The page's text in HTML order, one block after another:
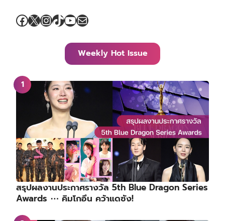
Facebook
X Instagram
TikTok
YouTube
Mail
Weekly Hot Issue
สรุปผลงานประกาศรางวัล 5th Blue Dragon Series
Awards ⋯ คิมโกอึน คว้าแดซัง!